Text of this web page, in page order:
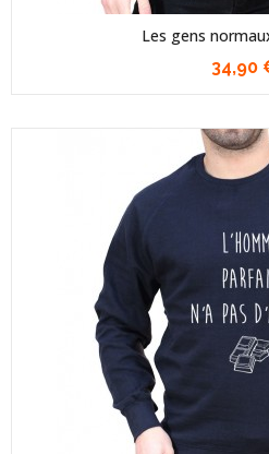
Les gens
34,90